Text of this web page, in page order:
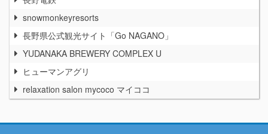
snowmonkeyresorts
長野県公式観光サイト「Go NAGANO」
YUDANAKA BREWERY COMPLEX U
ヒューマンアグリ
relaxation salon mycoco マイココ